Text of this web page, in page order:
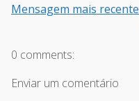
Mensagem mais recente
0 comments:
Enviar um comentário